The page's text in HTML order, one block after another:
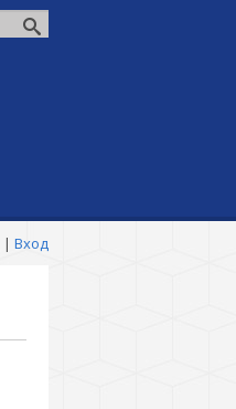
| Вход